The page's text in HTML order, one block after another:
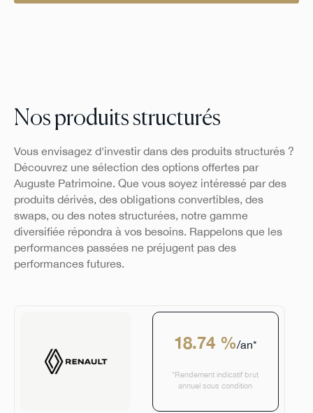
Nos produits structurés
Vous envisagez d'investir dans des produits structurés ?
Découvrez une sélection des options offertes par
Auguste Patrimoine. Que vous soyez intéressé par des
produits dérivés, des obligations convertibles, des
swaps, ou des notes structurées, notre gamme
diversifiée répondra à vos besoins. Rappelons que les
performances passées ne préjugent pas des
performances futures.
18.74 %/an*
*Rendement indicatif brut
annuel sous condition